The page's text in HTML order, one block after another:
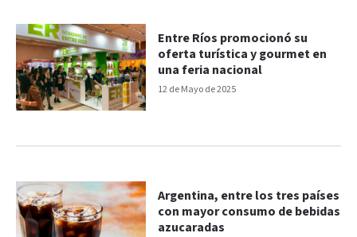
12 de Mayo de 2025
Entre Ríos promocionó su
oferta turística y gourmet en
una feria nacional
Argentina, entre los tres países
con mayor consumo de bebidas
azucaradas